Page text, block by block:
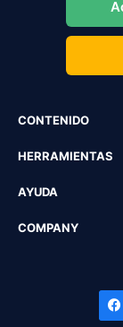
CONTENIDO
HERRAMIENTAS
AYUDA
COMPANY